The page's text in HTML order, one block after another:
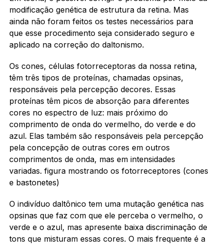
modificação genética de estrutura da retina. Mas
ainda não foram feitos os testes necessários para
que esse procedimento seja considerado seguro e
aplicado na correção do daltonismo.
Os cones, células fotorreceptoras da nossa retina,
têm três tipos de proteínas, chamadas opsinas,
responsáveis pela percepção decores. Essas
proteínas têm picos de absorção para diferentes
cores no espectro de luz: mais próximo do
comprimento de onda do vermelho, do verde e do
azul. Elas também são responsáveis pela percepção
pela concepção de outras cores em outros
comprimentos de onda, mas em intensidades
variadas. figura mostrando os fotorreceptores (cones
e bastonetes)
O indivíduo daltônico tem uma mutação genética nas
opsinas que faz com que ele perceba o vermelho, o
verde e o azul, mas apresente baixa discriminação de
tons que misturam essas cores. O mais frequente é a